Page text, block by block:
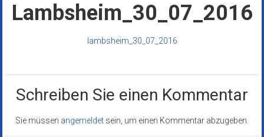
Lambsheim_30_07_2016
lambsheim_30_07_2016
Schreiben Sie einen Kommentar
Sie müssen angemeldet sein, um einen Kommentar abzugeben.